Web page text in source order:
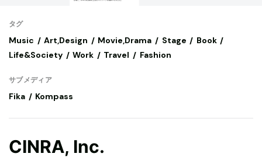
タグ
Music Art,Design Movie,Drama Stage
Book
Life&Society
Work Travel Fashion
サブメディア
Fika Kompass
CINRA, Inc.